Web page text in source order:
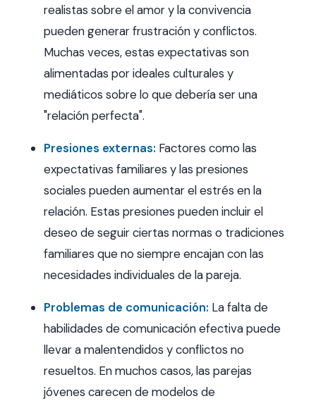
realistas sobre el amor y la convivencia
pueden generar frustración y conflictos.
Muchas veces, estas expectativas son
alimentadas por ideales culturales y
mediáticos sobre lo que debería ser una
"relación perfecta".
Presiones externas: Factores como las
expectativas familiares y las presiones
sociales pueden aumentar el estrés en la
relación. Estas presiones pueden incluir el
deseo de seguir ciertas normas o tradiciones
familiares que no siempre encajan con las
necesidades individuales de la pareja.
Problemas de comunicación: La falta de
habilidades de comunicación efectiva puede
llevar a malentendidos y conflictos no
resueltos. En muchos casos, las parejas
jóvenes carecen de modelos de